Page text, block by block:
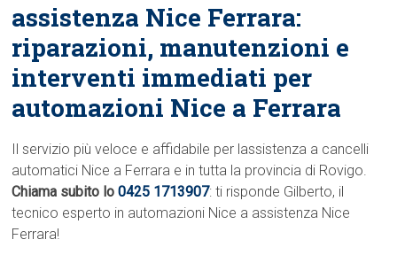
assistenza Nice Ferrara:
riparazioni, manutenzioni e
interventi immediati per
automazioni Nice a Ferrara
Il servizio più veloce e affidabile per lassistenza a cancelli
automatici Nice a Ferrara e in tutta la provincia di Rovigo.
Chiama subito lo0425 1713907: ti risponde Gilberto, il
tecnico esperto in automazioni Nice a assistenza Nice
Ferrara!